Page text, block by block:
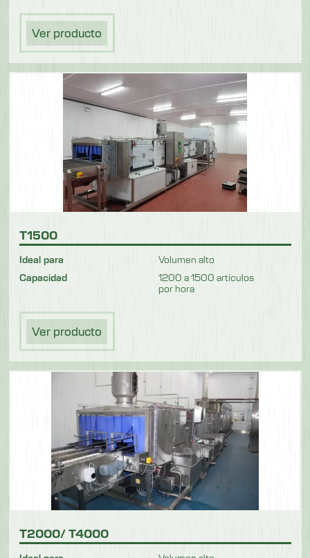
Ver producto
T1500
Ideal para
Volumen alto
Capacidad
1200 a 1500 artículos
por hora
Ver producto
T2000/ T4000